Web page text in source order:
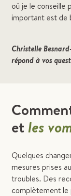
où je le conseille
important est de
Christelle
répond à vos
et les
Quelques
mesures prises
troubles. Des
complètement